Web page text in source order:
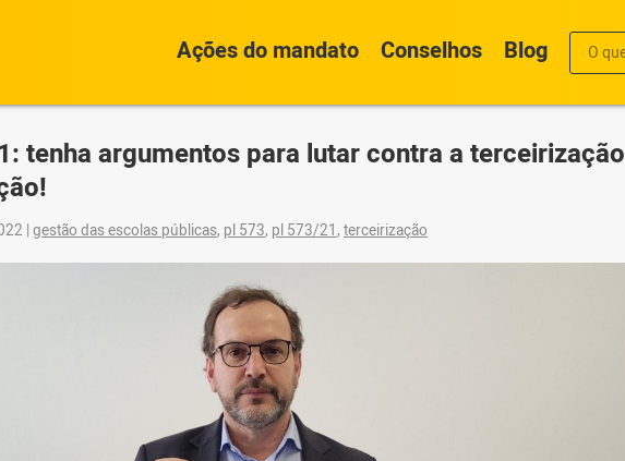
Ações do mandato Conselhos Blog
tenha argumentos para lutar contra a terceirização
| gestão das escolas públicas, pl 573, pl 573/21, terceirização